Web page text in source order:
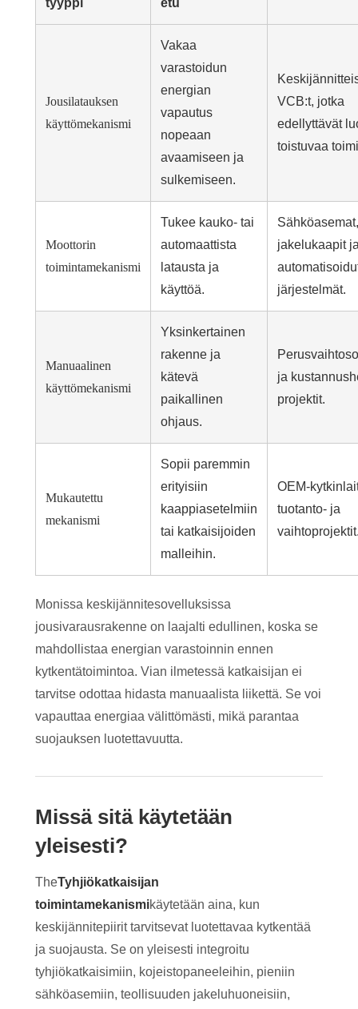
tyyppi
etu
Jousilatauksen
käyttömekanismi
Vakaa
varastoidun
energian
vapautus
nopeaan
avaamiseen ja
sulkemiseen.
VCB:t, jotka
edellyttävät
toistuvaa
Moottorin
toimintamekanismi
Tukee kauko- tai
automaattista
latausta ja
käyttöä.
Sähköasemat,
jakelukaapit
järjestelmät.
Manuaalinen
käyttömekanismi
Yksinkertainen
rakenne ja
kätevä
paikallinen
ohjaus.
ja
projektit.
Mukautettu
mekanismi
Sopii paremmin
erityisiin
kaappiasetelmiin
tai katkaisijoiden
malleihin.
OEM-
tuotanto- ja
Monissa keskijännitesovelluksissa
jousivarausrakenne on laajalti edullinen, koska se
mahdollistaa energian varastoinnin ennen
kytkentätoimintoa. Vian ilmetessä katkaisijan ei
tarvitse odottaa hidasta manuaalista liikettä. Se voi
vapauttaa energiaa välittömästi, mikä parantaa
suojauksen luotettavuutta.
Missä sitä käytetään
yleisesti?
TheTyhjiökatkaisijan
toimintamekanismikäytetään aina, kun
keskijännitepiirit tarvitsevat luotettavaa kytkentää
ja suojausta. Se on yleisesti integroitu
tyhjiökatkaisimiin, kojeistopaneeleihin, pieniin
sähköasemiin, teollisuuden jakeluhuoneisiin,